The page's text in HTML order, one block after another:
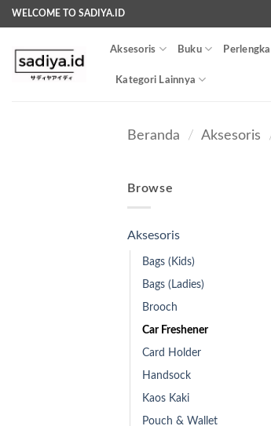
Skip
to
content
WELCOME TO SADIYA.ID
Aksesoris Buku
Kategori Lainnya
Beranda / Aksesoris
Browse
Aksesoris
Bags (Kids)
Bags (Ladies)
Brooch
Car Freshener
Card Holder
Handsock
Kaos Kaki
Pouch & Wallet